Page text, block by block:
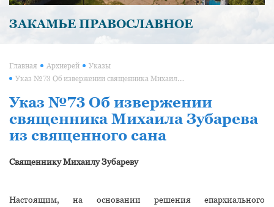
ЗАКАМЬЕ ПРАВОСЛАВНОЕ
Главная Архиерей Указы
Указ №73 Об извержении священника Михаила Зубарева из священного сана
Указ №73 Об извержении
священника Михаила Зубарева
из священного сана
Священнику Михаилу Зубареву
Настоящим, на основании решения епархиального